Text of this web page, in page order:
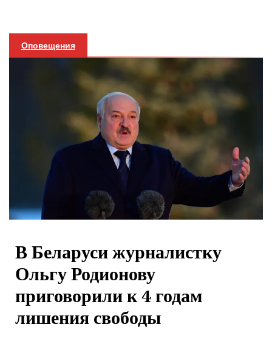
Оповещения
В Беларуси журналистку
Ольгу Родионову
приговорили к 4 годам
лишения свободы